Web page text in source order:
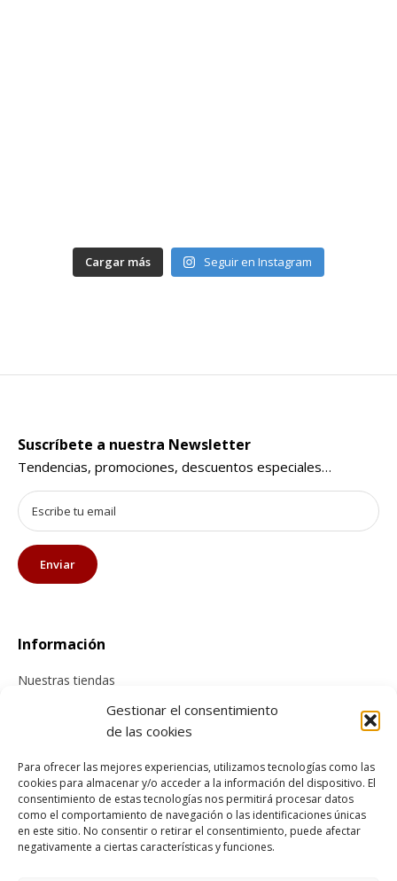
Gestionar el consentimiento
de las cookies
Para ofrecer las mejores experiencias, utilizamos tecnologías como las
cookies para almacenar y/o acceder a la información del dispositivo. El
consentimiento de estas tecnologías nos permitirá procesar datos
como el comportamiento de navegación o las identificaciones únicas
en este sitio. No consentir o retirar el consentimiento, puede afectar
negativamente a ciertas características y funciones.
Cargar más Seguir en Instagram
Suscríbete a nuestra Newsletter
Tendencias, promociones, descuentos especiales…
Información
Nuestras tiendas
Tienda online
Información sobre envíos
Cancelación y devolución
Pago seguro
Condiciones generales de compra